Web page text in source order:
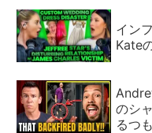
イン
Kate
のシ
るつ